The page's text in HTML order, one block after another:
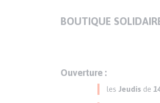
de
contenu
BOUTIQUE
Ouverture :
lesJeudis de